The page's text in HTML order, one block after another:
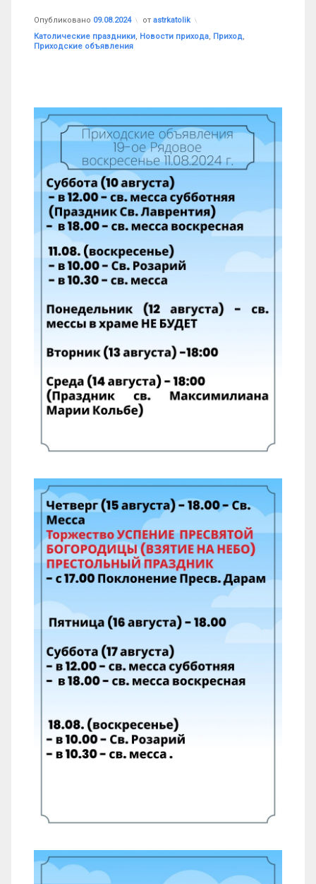
Опубликовано 09.08.2024 от astrkatolik
Рубрики:
Католические праздники Новости прихода Приход
Приходские объявления